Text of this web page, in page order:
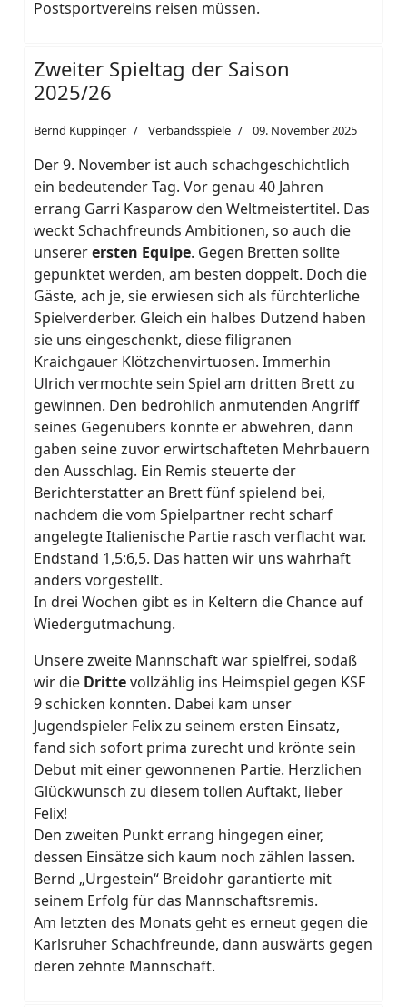
Postsportvereins reisen müssen.
Zweiter Spieltag der Saison
2025/26
Bernd Kuppinger Verbandsspiele 09. November 2025
Der 9. November ist auch schachgeschichtlich
ein bedeutender Tag. Vor genau 40 Jahren
errang Garri Kasparow den Weltmeistertitel. Das
weckt Schachfreunds Ambitionen, so auch die
unsererersten Equipe. Gegen Bretten sollte
gepunktet werden, am besten doppelt. Doch die
Gäste, ach je, sie erwiesen sich als fürchterliche
Spielverderber. Gleich ein halbes Dutzend haben
sie uns eingeschenkt, diese filigranen
Kraichgauer Klötzchenvirtuosen. Immerhin
Ulrich vermochte sein Spiel am dritten Brett zu
gewinnen. Den bedrohlich anmutenden Angriff
seines Gegenübers konnte er abwehren, dann
gaben seine zuvor erwirtschafteten Mehrbauern
den Ausschlag. Ein Remis steuerte der
Berichterstatter an Brett fünf spielend bei,
nachdem die vom Spielpartner recht scharf
angelegte Italienische Partie rasch verflacht war.
Endstand 1,5:6,5. Das hatten wir uns wahrhaft
anders vorgestellt.
In drei Wochen gibt es in Keltern die Chance auf
Wiedergutmachung.
Unsere zweite Mannschaftwar spielfrei, sodaß
wir die Drittevollzählig ins Heimspiel gegen KSF
9 schicken konnten. Dabei kam unser
Jugendspieler Felix zu seinem ersten Einsatz,
fand sich sofort prima zurecht und krönte sein
Debut mit einer gewonnenen Partie. Herzlichen
Glückwunsch zu diesem tollen Auftakt, lieber
Felix!
Den zweiten Punkt errang hingegen einer,
dessen Einsätze sich kaum noch zählen lassen.
Bernd „Urgestein“ Breidohr garantierte mit
seinem Erfolg für das Mannschaftsremis.
Am letzten des Monats geht es erneut gegen die
Karlsruher Schachfreunde, dann auswärts gegen
deren zehnte Mannschaft.